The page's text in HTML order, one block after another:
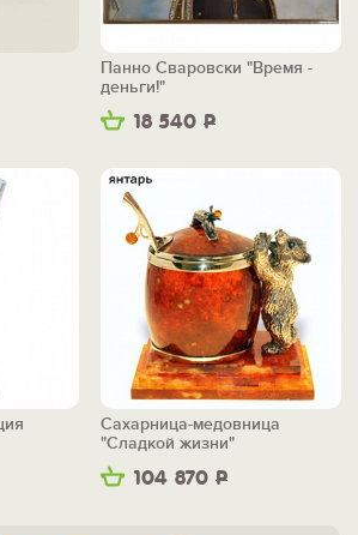
18 540 Р
Панно Сваровски "Время -
деньги!"
104 870 Р
Сахарница-медовница
"Сладкой жизни"